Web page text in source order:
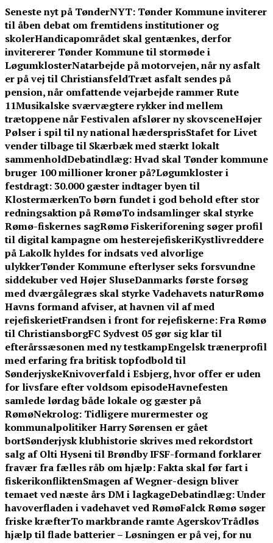
Skip
to
content
Seneste nyt på TønderNYT: Tønder Kommune inviterer
til åben debat om fremtidens institutioner og
skolerHandicapområdet skal gentænkes, derfor
invitererer Tønder Kommune til stormøde i
LøgumklosterNatarbejde på motorvejen, når ny asfalt
er på vej til ChristiansfeldTræt asfalt sendes på
pension, når omfattende vejarbejde rammer Rute
11Musikalske sværvægtere rykker ind mellem
trætoppene når Festivalen afslører ny skovsceneHøjer
Pølser i spil til ny national hædersprisStafet for Livet
vender tilbage til Skærbæk med stærkt lokalt
sammenholdDebatindlæg: Hvad skal Tønder kommune
bruger 100 millioner kroner på?Løgumkloster i
festdragt: 30.000 gæster indtager byen til
KlostermærkenTo børn fundet i god behold efter stor
redningsaktion på RømøTo indsamlinger skal styrke
Rømø-fiskernes sagRømø Fiskeriforening søger profil
til digital kampagne om hesterejefiskeriKystlivreddere
på Lakolk hyldes for indsats ved alvorlige
ulykkerTønder Kommune efterlyser seks forsvundne
siddekuber ved Højer SluseDanmarks første forsøg
med dværgålegræs skal styrke Vadehavets naturRømø
Havns formand afviser, at havnen vil af med
rejefiskerietFrandsen i front for rejefiskerne: Fra Rømø
til ChristiansborgFC Sydvest 05 gør sig klar til
efterårssæsonen med ny testkampEngelsk trænerprofil
med erfaring fra britisk topfodbold til
SønderjyskeKnivoverfald i Esbjerg, hvor offer er uden
for livsfare efter voldsom episodeHavnefesten
samlede lørdag både lokale og gæster på
RømøNekrolog: Tidligere murermester og
kommunalpolitiker Harry Sørensen er gået
bortSønderjysk klubhistorie skrives med rekordstort
salg af Olti Hyseni til Brøndby IFSF-formand forklarer
fravær fra fælles råb om hjælp: Fakta skal før fart i
fiskerikonfliktenSmagen af Wegner-design bliver
temaet ved næste års DM i lagkageDebatindlæg: Under
havoverfladen i vadehavet ved RømøFalck Rømø søger
friske kræfterTo markbrande ramte AgerskovTrådløs
hjælp til flade batterier – Løsningen er på vej, for nu